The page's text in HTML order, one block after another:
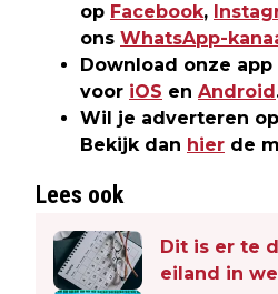
op Facebook,
ons WhatsApp-
Download onze app
voor iOS en Android
Wil je adverteren
Bekijk dan hier de
Lees ook
Dit is er te
eiland in